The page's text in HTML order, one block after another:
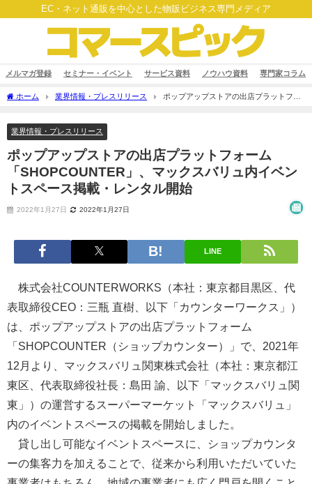
EC・ネット通販を中心とした物販ビジネス専門メディア
メルマガ登録 セミナー・イベント サービス資料 ノウハウ資料 専門家コラム
ホーム 業界情報・プレスリリース
ポップアップストアの出店プラットフォ
業界情報・プレスリリース
ポップアップストアの出店プラットフォーム
「SHOPCOUNTER」、マックスバリュ内イベン
トスペース掲載・レンタル開始
2022年1月27日 2022年1月27日
LINE
株式会社COUNTERWORKS（本社：東京都目黒区、代
表取締役CEO：三瓶 直樹、以下「カウンターワークス」）
は、ポップアップストアの出店プラットフォーム
「SHOPCOUNTER（ショップカウンター）」で、2021年
12月より、マックスバリュ関東株式会社（本社：東京都江
東区、代表取締役社長：島田 諭、以下「マックスバリュ関
東」）の運営するスーパーマーケット「マックスバリュ」
内のイベントスペースの掲載を開始しました。
貸し出し可能なイベントスペースに、ショップカウンタ
ーの集客力を加えることで、従来から利用いただいていた